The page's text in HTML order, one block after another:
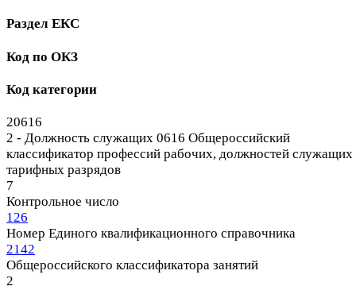
Раздел ЕКС
Код по ОКЗ
Код категории
20616
2 - Должность служащих 0616 Общероссийский
классификатор профессий рабочих, должностей служащих
тарифных разрядов
7
Контрольное число
126
Номер Единого квалификационного справочника
2142
Общероссийского классификатора занятий
2